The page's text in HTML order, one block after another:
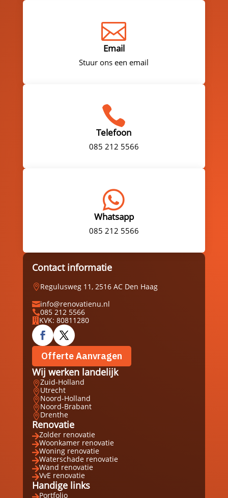

Email
Stuur ons een email

Telefoon
085 212 5566

Whatsapp
085 212 5566
Contact informatie
Regulusweg 11, 2516 AC Den Haag
info@renovatienu.nl
085 212 5566
 KVK: 80811280
Offerte Aanvragen
Wij werken landelijk
Zuid-Holland
Utrecht
Noord-Holland
Noord-Brabant
Drenthe
Renovatie
Zolder renovatie
Woonkamer renovatie
Woning renovatie
Waterschade renovatie
Wand renovatie
VvE renovatie
Handige links
Portfolio